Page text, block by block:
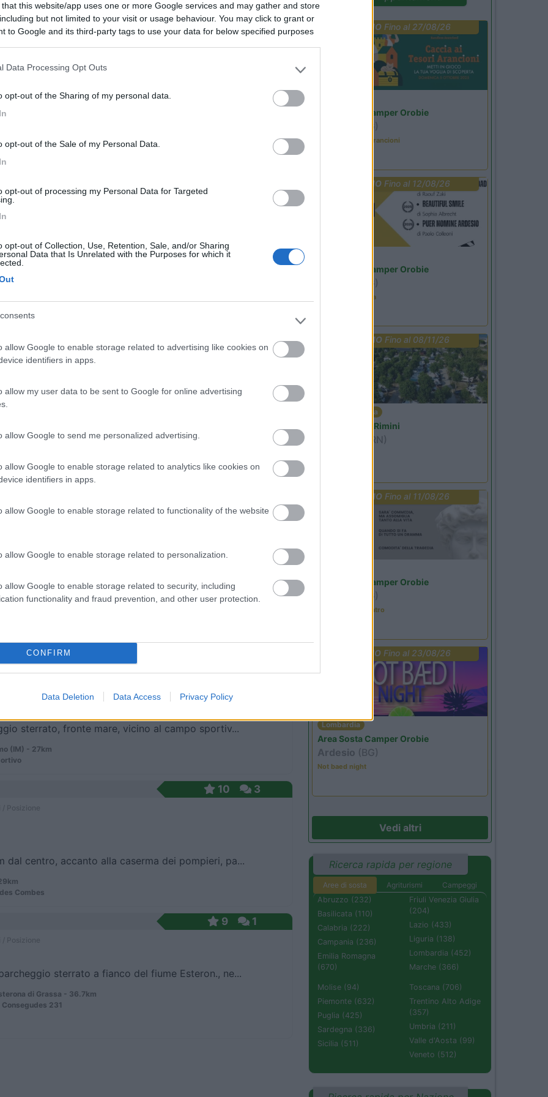
that this website/app uses one or more Google services and may gather and store
but not limited to your visit or usage behaviour. You may click to grant or
to Google and its third-party tags to use your data for below specified purposes
Data Processing Opt Outs
opt-out of the Sharing of my personal data.
opt-out of the Sale of my Personal Data.
opt-out of processing my Personal Data for Targeted
opt-out of Collection, Use, Retention, Sale, and/or Sharing
Data that Is Unrelated with the Purposes for which it
allow Google to enable storage related to advertising like cookies on
identifiers in apps.
allow my user data to be sent to Google for online advertising
allow Google to send me personalized advertising.
allow Google to enable storage related to analytics like cookies on
identifiers in apps.
allow Google to enable storage related to functionality of the website
allow Google to enable storage related to personalization.
allow Google to enable storage related to security, including
functionality and fraud prevention, and other user protection.
CONFIRM
Data Deletion Data Access Privacy Policy
/ Posizione
dentro il paese, vicino al fiume Nervia, area sost...
Posizione
900 m dal centro vicino a pista ciclpedonale, arr...
(IM) - 20km
7,7
Posizione
(IM) - 20.8km
V. Rossi, 106 - Frazione Sasso
7,7
Posizione
a 600 m dal mare e a 1,7 km dal centro, area ...
della fondazione Maeght, parcheggio a pagament...
Posizione
sterrato, fronte mare, vicino al campo sportiv...
(IM) - 27km
10 3
dal centro, accanto alla caserma dei pompieri, pa...
Combes
9 1
sterrato a fianco del fiume Esteron., ne...
di Grassa - 36.7km
Consegudes 231
PROMOFino al 27/08/26
Area Sosta Camper Orobie
(BG)
Caccia ai tesori arancioni
PROMO Fino al 12/08/26
Area Sosta Camper Orobie
(BG)
Estate in cineteca
PROMO Fino al 08/11/26
Emilia Romagna
Camper Park Rimini
(RN)
PROMO Fino al 11/08/26
Area Sosta Camper Orobie
(BG)
Incontri con il teatro
PROMO Fino al 23/08/26
Lombardia
Area Sosta Camper Orobie
Ardesio (BG)
Not baed night
Vedi altri
Ricerca rapida per regione
Aree di sosta Agriturismi
Campeggi
Abruzzo (232)
Basilicata (110)
Calabria (222)
Campania (236)
Emilia Romagna
(670)
Friuli Venezia Giulia
(204)
Lazio (433)
Liguria (138)
Lombardia (452)
Marche (366)
Molise (94)
Piemonte (632)
Puglia (425)
Sardegna (336)
Sicilia (511)
Toscana (706)
Trentino Alto Adige
(357)
Umbria (211)
Valle d'Aosta (99)
Veneto (512)